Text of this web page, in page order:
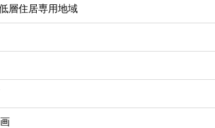
層住居専用地域